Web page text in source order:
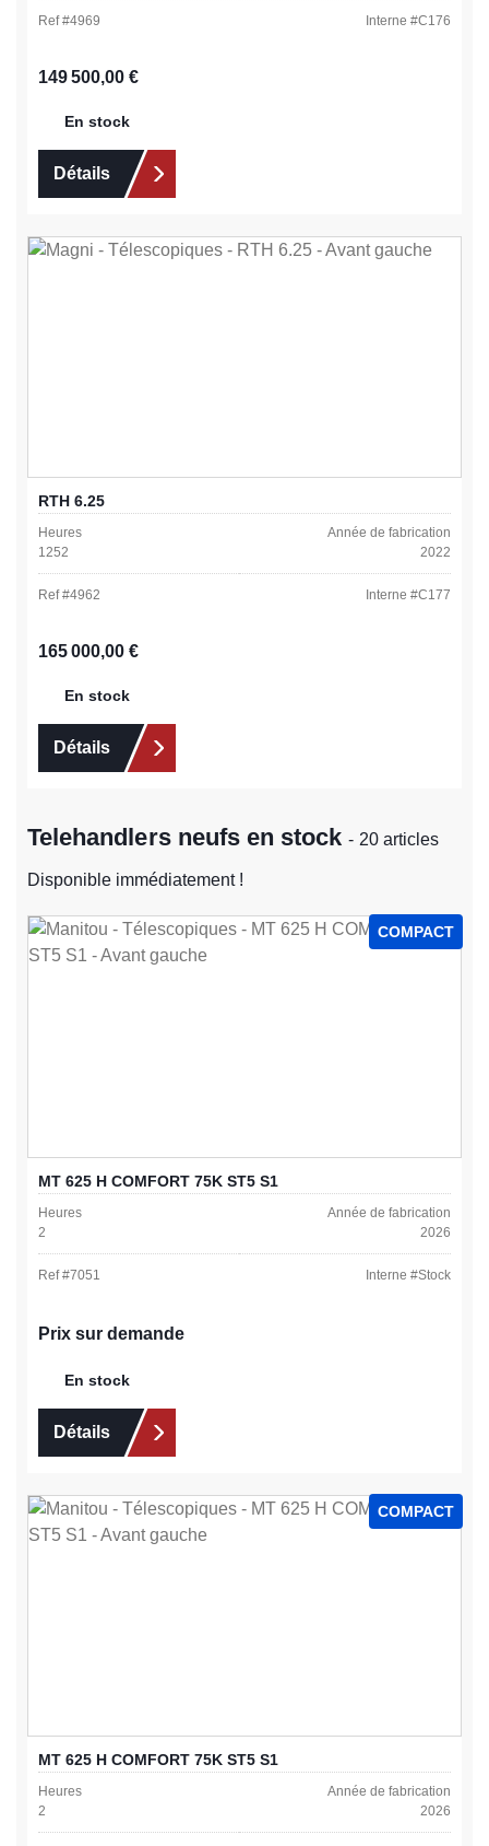
Ref #4969 Interne #C176
Prix régulier :
149 500,00 €
En stock
Détails
RTH 6.25
Heures
1252
Année de fabrication
2022
Ref #4962 Interne #C177
Prix régulier :
165 000,00 €
En stock
Détails
Telehandlers neufs en stock- 20 articles
Disponible immédiatement !
COMPACT
MT 625 H COMFORT 75K ST5 S1
Heures
2
Année de fabrication
2026
Ref #7051 Interne #Stock
Prix sur demande
En stock
Détails
COMPACT
MT 625 H COMFORT 75K ST5 S1
Heures
2
Année de fabrication
2026